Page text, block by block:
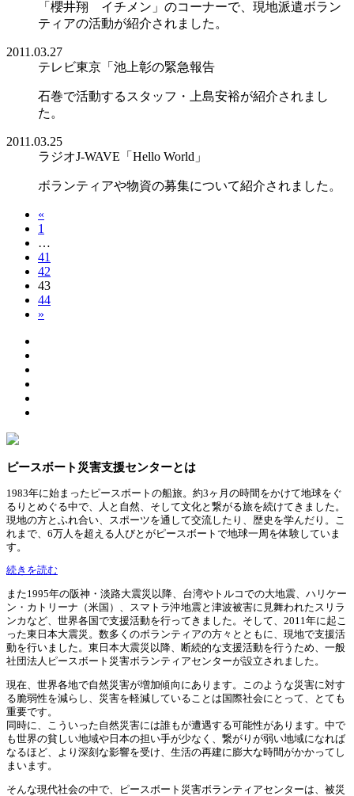
「櫻井翔 イチメン」のコーナーで、現地派遣ボラン
ティアの活動が紹介されました。
2011.03.27
テレビ東京「池上彰の緊急報告
石巻で活動するスタッフ・上島安裕が紹介されまし
た。
2011.03.25
ラジオJ-WAVE「Hello World」
ボランティアや物資の募集について紹介されました。
«
1
…
41
42
43
44
»
ピースボート災害支援センターとは
1983年に始まったピースボートの船旅。約3ヶ月の時間をかけて地球をぐ
るりとめぐる中で、人と自然、そして文化と繋がる旅を続けてきました。
現地の方とふれ合い、スポーツを通して交流したり、歴史を学んだり。こ
れまで、6万人を超える人びとがピースボートで地球一周を体験していま
す。
続きを読む
また1995年の阪神・淡路大震災以降、台湾やトルコでの大地震、ハリケー
ン・カトリーナ（米国）、スマトラ沖地震と津波被害に見舞われたスリラ
ンカなど、世界各国で支援活動を行ってきました。そして、2011年に起こ
った東日本大震災。数多くのボランティアの方々とともに、現地で支援活
動を行いました。東日本大震災以降、断続的な支援活動を行うため、一般
社団法人ピースボート災害ボランティアセンターが設立されました。
現在、世界各地で自然災害が増加傾向にあります。このような災害に対す
る脆弱性を減らし、災害を軽減していることは国際社会にとって、とても
重要です。
同時に、こういった自然災害には誰もが遭遇する可能性があります。中で
も世界の貧しい地域や日本の担い手が少なく、繋がりが弱い地域になれば
なるほど、より深刻な影響を受け、生活の再建に膨大な時間がかかってし
まいます。
そんな現代社会の中で、ピースボート災害ボランティアセンターは、被災